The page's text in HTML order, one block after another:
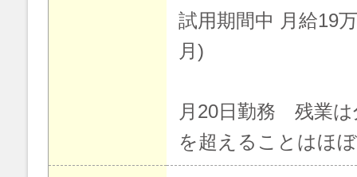
試用期間中 月給19
月)
月20日勤務 残業
を超えることはほ